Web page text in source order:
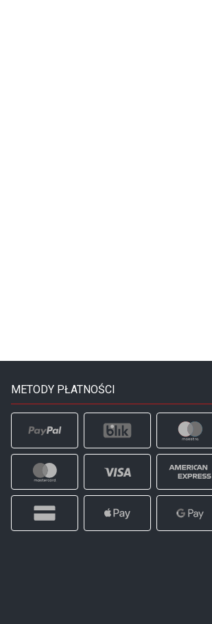
METODY PŁATNOŚCI